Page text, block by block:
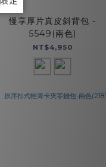
慢享厚片真皮斜背包 -
5549(兩色)
NT$4,950